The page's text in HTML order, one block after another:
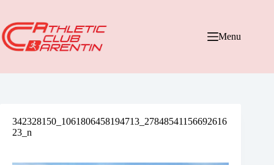
contenu
Menu
342328150_1061806458194713_27848541156692616
23_n